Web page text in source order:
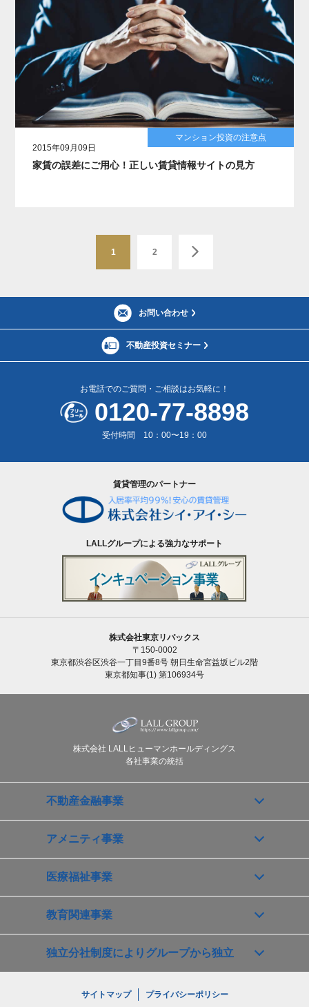
マンション投資の注意点
2015年09月09日
家賃の誤差にご用心！正しい賃貸情報サイトの見方
1 2
お問い合わせ
不動産投資セミナー
お電話でのご質問・ご相談はお気軽に！
0120-77-8898
受付時間 10：00〜19：00
賃貸管理のパートナー
LALLグループによる強力なサポート
株式会社東京リバックス
〒150-0002
東京都渋谷区渋谷一丁目9番8号 朝日生命宮益坂ビル2階
東京都知事(1) 第106934号
株式会社 LALLヒューマンホールディングス
各社事業の統括
不動産金融事業
アメニティ事業
医療福祉事業
教育関連事業
独立分社制度によりグループから独立
サイトマップ プライバシーポリシー